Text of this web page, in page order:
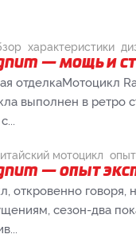
характеристики
— мощь и
отделкаМотоцикл
выполнен в ретро
мотоцикл
— опыт
откровенно
сезон-два